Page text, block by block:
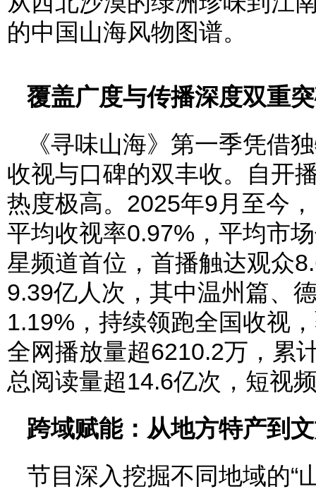
的中国山海风物图谱。
覆盖广度与传播深度双重
《寻味山海》第一季凭借
收视与口碑的双丰收。自开
热度极高。2025年9月至今
平均收视率0.97%，平均市
星频道首位，首播触达观众
9.39亿人次，其中温州篇、
1.19%，持续领跑全国收视
全网播放量超6210.2万，累
总阅读量超14.6亿次，短视
跨域赋能：从地方特产到
节目深入挖掘不同地域的“